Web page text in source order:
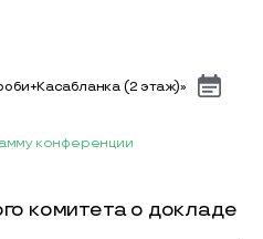
(2 этаж)»
конференции
комитета о докладе